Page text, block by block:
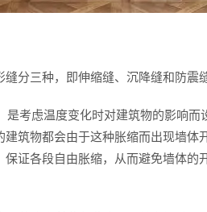
三种，即伸缩缝、沉降缝和防震缝
考虑温度变化时对建筑物的影响而
筑物都会由于这种胀缩而出现墙体
证各段自由胀缩，从而避免墙体的